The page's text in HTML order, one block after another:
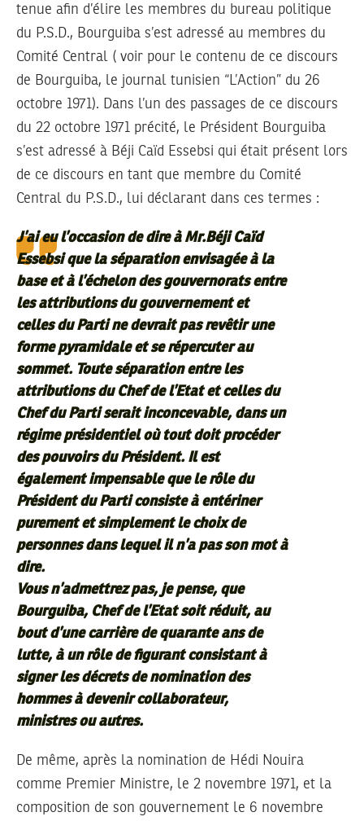
tenue afin d’élire les membres du bureau politique
du P.S.D., Bourguiba s’est adressé au membres du
Comité Central ( voir pour le contenu de ce discours
de Bourguiba, le journal tunisien “L’Action” du 26
octobre 1971). Dans l’un des passages de ce discours
du 22 octobre 1971 précité, le Président Bourguiba
s’est adressé à Béji Caïd Essebsi qui était présent lors
de ce discours en tant que membre du Comité
Central du P.S.D., lui déclarant dans ces termes :
J’ai eu l’occasion de dire à Mr.Béji Caïd
Essebsi que la séparation envisagée à la
base et à l’échelon des gouvernorats entre
les attributions du gouvernement et
celles du Parti ne devrait pas revêtir une
forme pyramidale et se répercuter au
sommet. Toute séparation entre les
attributions du Chef de l’Etat et celles du
Chef du Parti serait inconcevable, dans un
régime présidentiel où tout doit procéder
des pouvoirs du Président. Il est
également impensable que le rôle du
Président du Parti consiste à entériner
purement et simplement le choix de
personnes dans lequel il n’a pas son mot à
dire.
Vous n’admettrez pas, je pense, que
Bourguiba, Chef de l’Etat soit réduit, au
bout d’une carrière de quarante ans de
lutte, à un rôle de figurant consistant à
signer les décrets de nomination des
hommes à devenir collaborateur,
ministres ou autres.
De même, après la nomination de Hédi Nouira
comme Premier Ministre, le 2 novembre 1971, et la
composition de son gouvernement le 6 novembre